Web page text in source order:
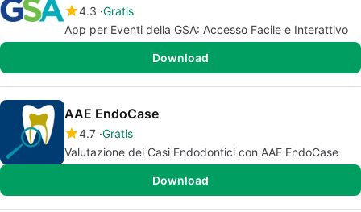
4.3 Gratis
App per Eventi della GSA: Accesso Facile e Interattivo
Download
AAE EndoCase
4.7 Gratis
Valutazione dei Casi Endodontici con AAE EndoCase
Download